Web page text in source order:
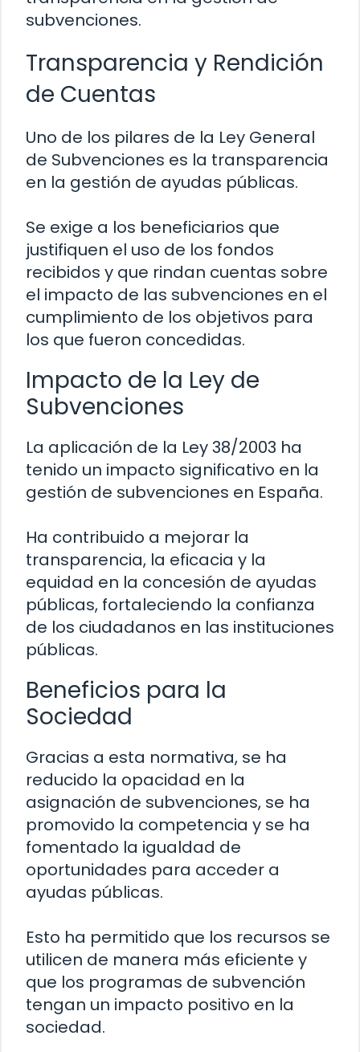
subvenciones.
Transparencia y Rendición
de Cuentas
Uno de los pilares de la Ley General
de Subvenciones es la transparencia
en la gestión de ayudas públicas.
Se exige a los beneficiarios que
justifiquen el uso de los fondos
recibidos y que rindan cuentas sobre
el impacto de las subvenciones en el
cumplimiento de los objetivos para
los que fueron concedidas.
Impacto de la Ley de
Subvenciones
La aplicación de la Ley 38/2003 ha
tenido un impacto significativo en la
gestión de subvenciones en España.
Ha contribuido a mejorar la
transparencia, la eficacia y la
equidad en la concesión de ayudas
públicas, fortaleciendo la confianza
de los ciudadanos en las instituciones
públicas.
Beneficios para la
Sociedad
Gracias a esta normativa, se ha
reducido la opacidad en la
asignación de subvenciones, se ha
promovido la competencia y se ha
fomentado la igualdad de
oportunidades para acceder a
ayudas públicas.
Esto ha permitido que los recursos se
utilicen de manera más eficiente y
que los programas de subvención
tengan un impacto positivo en la
sociedad.